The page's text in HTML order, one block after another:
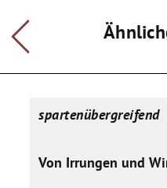
spartenübergreifend
Von Irrungen und